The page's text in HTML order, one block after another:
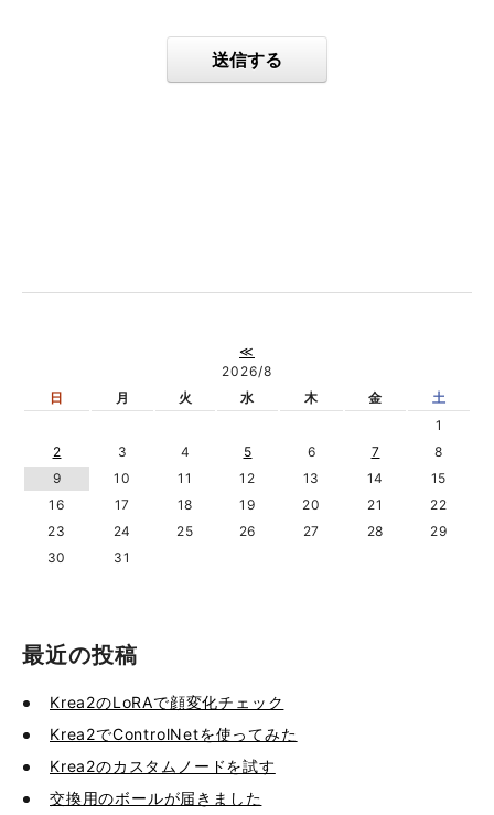
送信する
≪
2026/8
日
月 火 水 木 金
土
1
2
3 4 5 6 7
8
9
10 11 12 13 14
15
16
17 18 19 20 21
22
23
24 25 26 27 28
29
30
31
最近の投稿
Krea2のLoRAで顔変化チェック
Krea2でControlNetを使ってみた
Krea2のカスタムノードを試す
交換用のボールが届きました